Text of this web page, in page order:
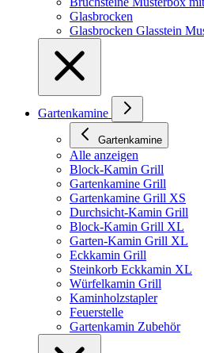
Glasbrocken
Glasbrocken Glasstein
Gartenkamine
Gartenkamine
Alle anzeigen
Block-Kamin Grill
Gartenkamine Grill
Gartenkamine Grill XS
Durchsicht-Kamin Grill
Block-Kamin Grill XL
Garten-Kamin Grill XL
Eckkamin Grill
Steinkorb Eckkamin XL
Würfelkamin Grill
Kaminholzstapler
Feuerstelle
Gartenkamin Zubehör